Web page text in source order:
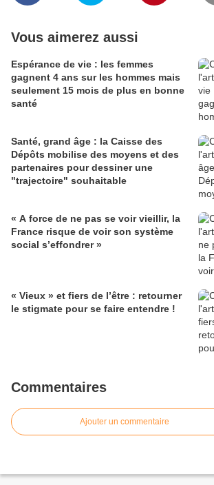
Vous aimerez aussi
Espérance de vie : les femmes
gagnent 4 ans sur les hommes mais
seulement 15 mois de plus en bonne
santé
Santé, grand âge : la Caisse des
Dépôts mobilise des moyens et des
partenaires pour dessiner une
"trajectoire" souhaitable
« A force de ne pas se voir vieillir, la
France risque de voir son système
social s’effondrer »
« Vieux » et fiers de l’être : retourner
le stigmate pour se faire entendre !
Commentaires
Ajouter un commentaire